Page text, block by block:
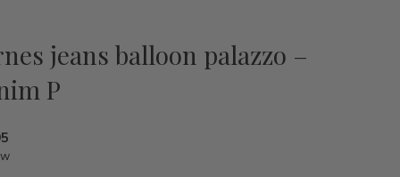
jeans balloon palazzo –
P